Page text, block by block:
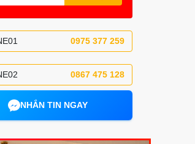
0975 377 259
0867 475 128
NHẮN TIN NGAY